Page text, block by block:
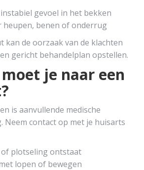
gevoel in het bekken
heupen, benen of onderrug
kan de oorzaak van de klachten
gericht behandelplan opstellen.
je naar een
is aanvullende medische
Neem contact op met je huisarts
of plotseling ontstaat
lopen of bewegen